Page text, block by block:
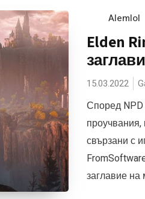
Alemlol
Elden
15.03.2022
Според NPD
проучвания,
свързани с
заглавие на